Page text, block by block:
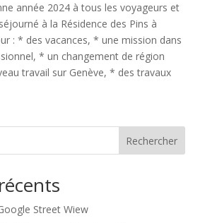
année 2024 à tous les voyageurs et
à la Résidence des Pins à
: * des vacances, * une mission dans
* un changement de région
travail sur Genève, * des travaux
Rechercher
Street Wiew